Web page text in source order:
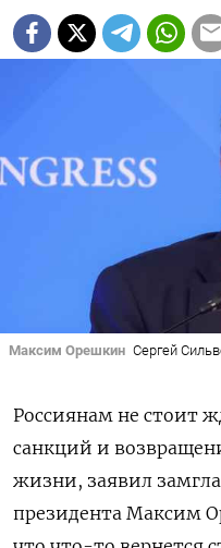
Максим Орешкин Сергей
Россиянам не стоит
санкций и
жизни, заявил
президента Максим